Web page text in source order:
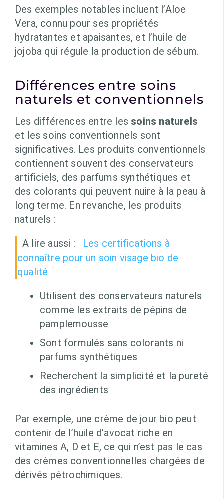
Des exemples notables incluent l’Aloe
Vera, connu pour ses propriétés
hydratantes et apaisantes, et l’huile de
jojoba qui régule la production de sébum.
Différences entre soins
naturels et conventionnels
Les différences entre les soins naturels
et les soins conventionnels sont
significatives. Les produits conventionnels
contiennent souvent des conservateurs
artificiels, des parfums synthétiques et
des colorants qui peuvent nuire à la peau à
long terme. En revanche, les produits
naturels :
A lire aussi :
Les certifications à
connaître pour un soin visage bio de
qualité
Utilisent des conservateurs naturels
comme les extraits de pépins de
pamplemousse
Sont formulés sans colorants ni
parfums synthétiques
Recherchent la simplicité et la pureté
des ingrédients
Par exemple, une crème de jour bio peut
contenir de l’huile d’avocat riche en
vitamines A, D et E, ce qui n’est pas le cas
des crèmes conventionnelles chargées de
dérivés pétrochimiques.